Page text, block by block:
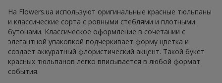
На Flowers.ua используют оригинальные красные тюльпаны
и классические сорта с ровными стеблями и плотными
бутонами. Классическое оформление в сочетании с
элегантной упаковкой подчеркивает форму цветка и
создает аккуратный флористический акцент. Такой букет
красных тюльпанов легко вписывается в любой формат
события.